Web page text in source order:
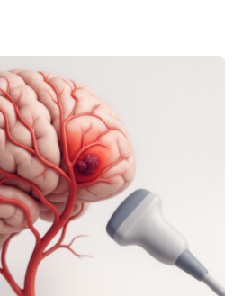
in
freigegeben – unter
der
Industrielle
(IGF), Zentrales
Mittelstand (ZIM) und
INNO-KOM. Auf dem
2025 am 5. Juni 2025 in
Bundesministerium für
eine gute Nachricht:
in